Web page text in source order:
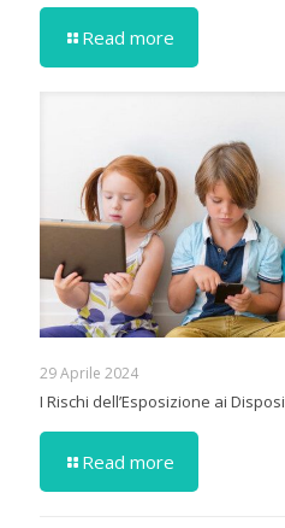
Read more
29 Aprile 2024
I Rischi dell’Esposizione ai
Read more